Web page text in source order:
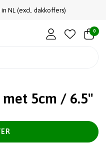
NL (excl. dakkoffers)
0
5cm / 6.5"